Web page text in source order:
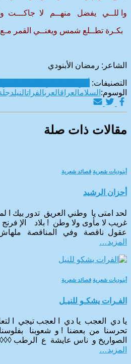
وا للــي يفضل منهــم لا جاكـــت
بكـرة تطــلع شمس ويغنــي القمر مـع
الشاعر: رمضان الأبنودي
التصنيفات:
الوسوم: السلامالعراقالعربالفراتالنيل
مقالات ذات صلة
أبنوديات شعرية قصائد شعرية
أحزان الرشيد
لحد امتى يا وطني العريق تدور بيك ا
غريب لا مأوى ولا وطن ! بلاد الإ
عقول ناقصة وفي المناقصة
المزيد…
أبنوديات شعرية قصائد شعرية
الفـرات يشكـو للنيـل
يا دي العجب يا دي ا لعجب تيجي ا
تحرسنا من بعضنا ! و شعوبنا
الصواريخ و ناس عايشة ع الرطب
المزيد…